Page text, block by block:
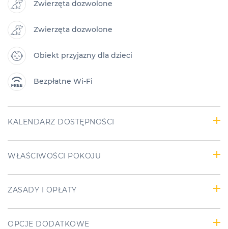
Zwierzęta dozwolone
Zwierzęta dozwolone
Obiekt przyjazny dla dzieci
Bezpłatne Wi-Fi
KALENDARZ DOSTĘPNOŚCI
WŁAŚCIWOŚCI POKOJU
ZASADY I OPŁATY
OPCJE DODATKOWE